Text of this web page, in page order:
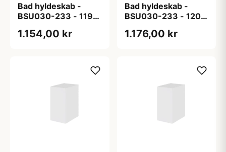
Bad hyldeskab -
BSU030-233 - 119
melamin
1.154,00 kr
Bad hyldeskab -
BSU030-233 - 120
Super mat lakeret
1.176,00 kr